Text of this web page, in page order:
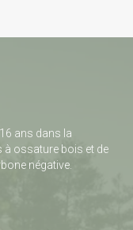
ans dans la
ossature bois et de
négative.